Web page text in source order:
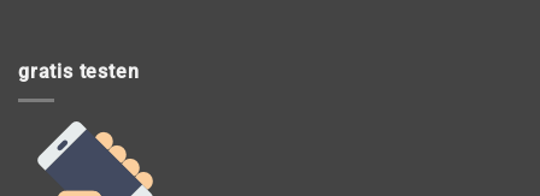
gratis testen